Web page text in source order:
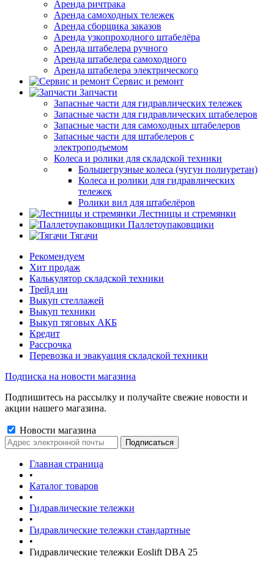
Аренда ричтрака
Аренда самоходных тележек
Аренда сборщика заказов
Аренда узкопроходного штабелёра
Аренда штабелера ручного
Аренда штабелера самоходного
Аренда штабелера электрического
Сервис и ремонт
Запчасти
Запасные части для гидравлических тележек
Запасные части для гидравлических штабелеров
Запасные части для самоходных штабелеров
Запасные части для штабелеров с
электроподъемом
Колеса и ролики для складской техники
Большегрузные колеса (чугун полиуретан)
Колеса и ролики для гидравлических
тележек
Ролики вил для штабелёров
Лестницы и стремянки
Паллетоупаковщики
Тягачи
Рекомендуем
Хит продаж
Калькулятор складской техники
Трейд ин
Выкуп стеллажей
Выкуп техники
Выкуп тяговых АКБ
Кредит
Рассрочка
Перевозка и эвакуация складской техники
Подписка на новости магазина
Подпишитесь на рассылку и получайте свежие новости и
акции нашего магазина.
Новости магазина
Главная страница
•
Каталог товаров
•
Гидравлические тележки
•
Гидравлические тележки стандартные
•
Гидравлические тележки Eoslift DBA 25